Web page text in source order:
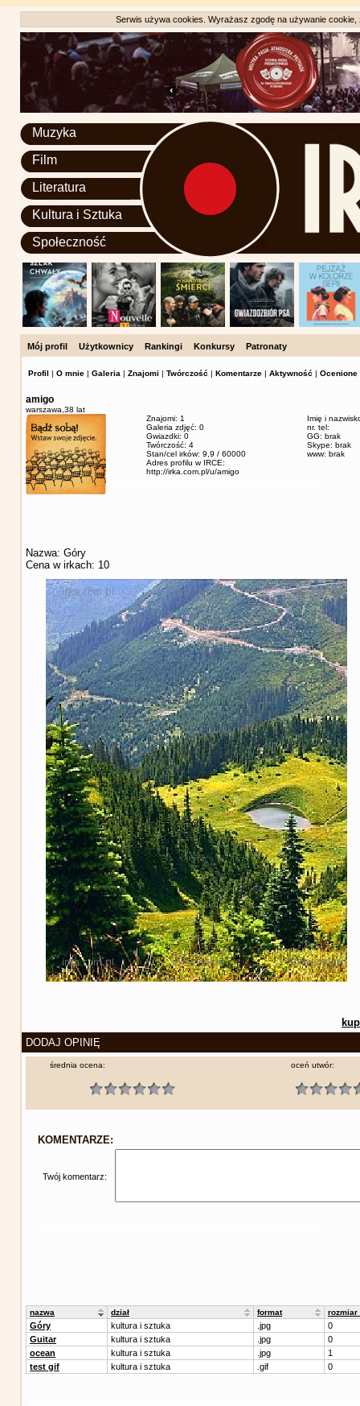
Serwis używa cookies. Wyrażasz zgodę na używanie
Muzyka
Film
Literatura
Kultura i Sztuka
Społeczność
Mój profil Użytkownicy Rankingi Konkursy Patronaty
Profil | O mnie | Galeria | Znajomi | Twórczość | Komentarze | Aktywność | Ocenione
amigo
warszawa, 38 lat
Znajomi: 1
Galeria zdjęć: 0
Gwiazdki: 0
Twórczość: 4
Stan/cel irków: 9,9 / 60000
Adres profilu w IRCE:
http://irka.com.pl/u/amigo
Imię i
nr. tel:
GG: brak
Skype: brak
www: brak
Nazwa: Góry
Cena w irkach: 10
DODAJ OPINIĘ
średnia ocena: oceń utwór:
KOMENTARZE:
Twój komentarz:
nazwa dział format rozmiar
Góry kultura i sztuka .jpg
0
Guitar
kultura i sztuka .jpg
0
ocean
kultura i sztuka .jpg
1
test gif
kultura i sztuka .gif 0